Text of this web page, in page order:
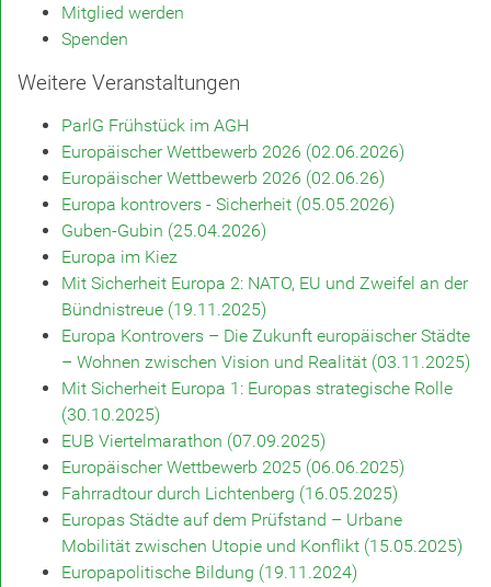
Mitglied werden
Spenden
Weitere Veranstaltungen
ParlG Frühstück im AGH
Europäischer Wettbewerb 2026 (02.06.2026)
Europäischer Wettbewerb 2026 (02.06.26)
Europa kontrovers - Sicherheit (05.05.2026)
Guben-Gubin (25.04.2026)
Europa im Kiez
Mit Sicherheit Europa 2: NATO, EU und Zweifel an der
Bündnistreue (19.11.2025)
Europa Kontrovers – Die Zukunft europäischer Städte
– Wohnen zwischen Vision und Realität (03.11.2025)
Mit Sicherheit Europa 1: Europas strategische Rolle
(30.10.2025)
EUB Viertelmarathon (07.09.2025)
Europäischer Wettbewerb 2025 (06.06.2025)
Fahrradtour durch Lichtenberg (16.05.2025)
Europas Städte auf dem Prüfstand – Urbane
Mobilität zwischen Utopie und Konflikt (15.05.2025)
Europapolitische Bildung (19.11.2024)